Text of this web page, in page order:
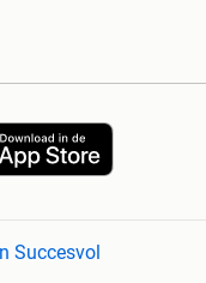
Succesvol